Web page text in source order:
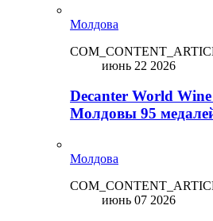
Молдова
июнь 22 2026
Decanter World
Молдовы 95
Молдова
июнь 07 2026